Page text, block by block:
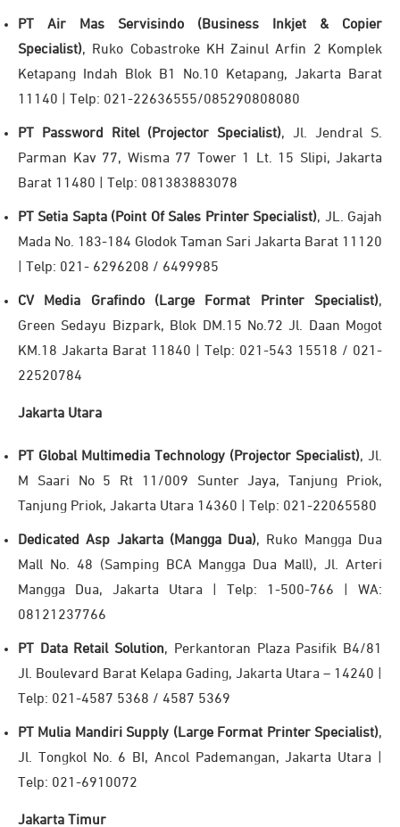
PT Air Mas Servisindo (Business Inkjet & Copier
Specialist), Ruko Cobastroke KH Zainul Arfin 2 Komplek
Ketapang Indah Blok B1 No.10 Ketapang, Jakarta Barat
11140 | Telp: 021-22636555/085290808080
PT Password Ritel (Projector Specialist), Jl. Jendral S.
Parman Kav 77, Wisma 77 Tower 1 Lt. 15 Slipi, Jakarta
Barat 11480 | Telp: 081383883078
PT Setia Sapta (Point Of Sales Printer Specialist), JL. Gajah
Mada No. 183-184 Glodok Taman Sari Jakarta Barat 11120
| Telp: 021- 6296208 / 6499985
CV Media Grafindo (Large Format Printer Specialist),
Green Sedayu Bizpark, Blok DM.15 No.72 Jl. Daan Mogot
KM.18 Jakarta Barat 11840 | Telp: 021-543 15518 / 021-
22520784
Jakarta Utara
PT Global Multimedia Technology (Projector Specialist), Jl.
M Saari No 5 Rt 11/009 Sunter Jaya, Tanjung Priok,
Tanjung Priok, Jakarta Utara 14360 | Telp: 021-22065580
Dedicated Asp Jakarta (Mangga Dua), Ruko Mangga Dua
Mall No. 48 (Samping BCA Mangga Dua Mall), Jl. Arteri
Mangga Dua, Jakarta Utara | Telp: 1-500-766 | WA:
08121237766
PT Data Retail Solution, Perkantoran Plaza Pasifik B4/81
Jl. Boulevard Barat Kelapa Gading, Jakarta Utara – 14240 |
Telp: 021-4587 5368 / 4587 5369
PT Mulia Mandiri Supply (Large Format Printer Specialist),
Jl. Tongkol No. 6 BI, Ancol Pademangan, Jakarta Utara |
Telp: 021-6910072
Jakarta Timur